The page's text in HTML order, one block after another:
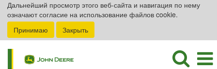
Дальнейший просмотр этого веб-сайта и навигация по нему
означают согласие на использование файлов cookie.
Принимаю
Закрыть